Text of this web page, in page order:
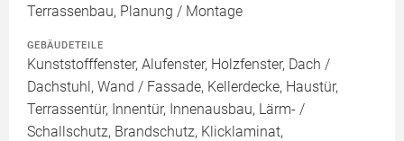
Terrassenbau, Planung / Montage
GEBÄUDETEILE
Kunststofffenster, Alufenster, Holzfenster, Dach /
Dachstuhl, Wand / Fassade, Kellerdecke, Haustür,
Terrassentür, Innentür, Innenausbau, Lärm- /
Schallschutz, Brandschutz, Klicklaminat,